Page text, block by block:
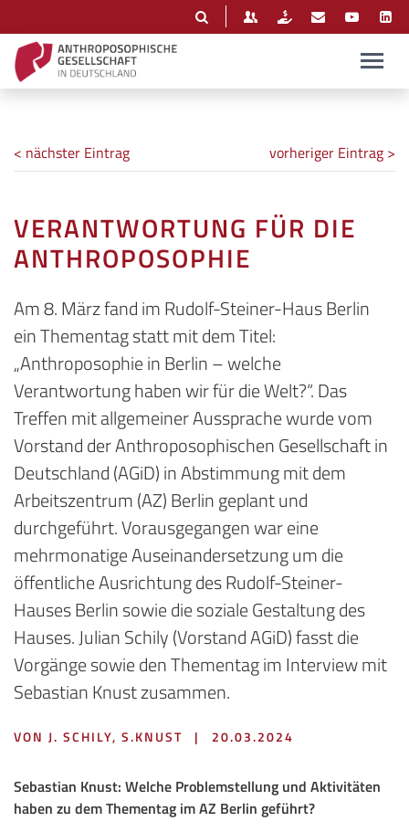
< nächster Eintrag vorheriger Eintrag >
VERANTWORTUNG FÜR DIE
ANTHROPOSOPHIE
Am 8. März fand im Rudolf-Steiner-Haus Berlin
ein Thementag statt mit dem Titel:
„Anthroposophie in Berlin – welche
Verantwortung haben wir für die Welt?“. Das
Treffen mit allgemeiner Aussprache wurde vom
Vorstand der Anthroposophischen Gesellschaft in
Deutschland (AGiD) in Abstimmung mit dem
Arbeitszentrum (AZ) Berlin geplant und
durchgeführt. Vorausgegangen war eine
mehrmonatige Auseinandersetzung um die
öffentliche Ausrichtung des Rudolf-Steiner-
Hauses Berlin sowie die soziale Gestaltung des
Hauses. Julian Schily (Vorstand AGiD) fasst die
Vorgänge sowie den Thementag im Interview mit
Sebastian Knust zusammen.
VON J. SCHILY, S.KNUST | 20.03.2024
Sebastian Knust: Welche Problemstellung und Aktivitäten
haben zu dem Thementag im AZ Berlin geführt?